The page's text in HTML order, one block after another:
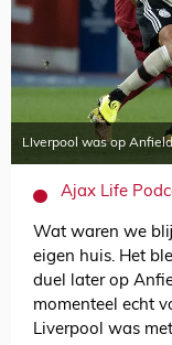
LIverpool was op
Ajax Life
Wat waren we
eigen huis. Het
duel later op
momenteel echt
Liverpool was